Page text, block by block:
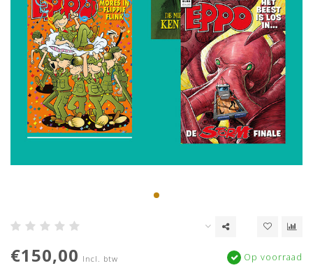
€150,00 Incl. btw Op voorraad